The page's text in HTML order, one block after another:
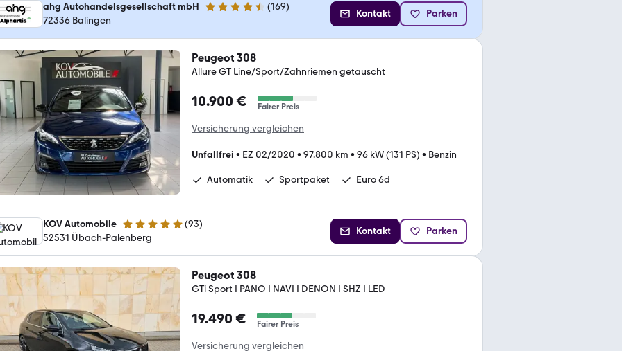
ahg Autohandelsgesellschaft mbH 4.4 Sterne (169)
72336 Balingen
Kontakt Parken
Peugeot 308
Allure GT Line/Sport/Zahnriemen getauscht
10.900 € Fairer Preis
Versicherung vergleichen
Unfallfrei • EZ 02/2020 • 97.800 km • 96 kW (131 PS) • Benzin
Automatik Sportpaket Euro 6d
KOV Automobile 4.8 Sterne (93)
52531 Übach-Palenberg
Kontakt Parken
Peugeot 308
GTi Sport I PANO I NAVI I DENON I SHZ I LED
19.490 € Fairer Preis
Versicherung vergleichen